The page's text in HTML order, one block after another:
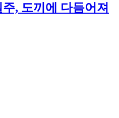
, 도끼에 다듬어져